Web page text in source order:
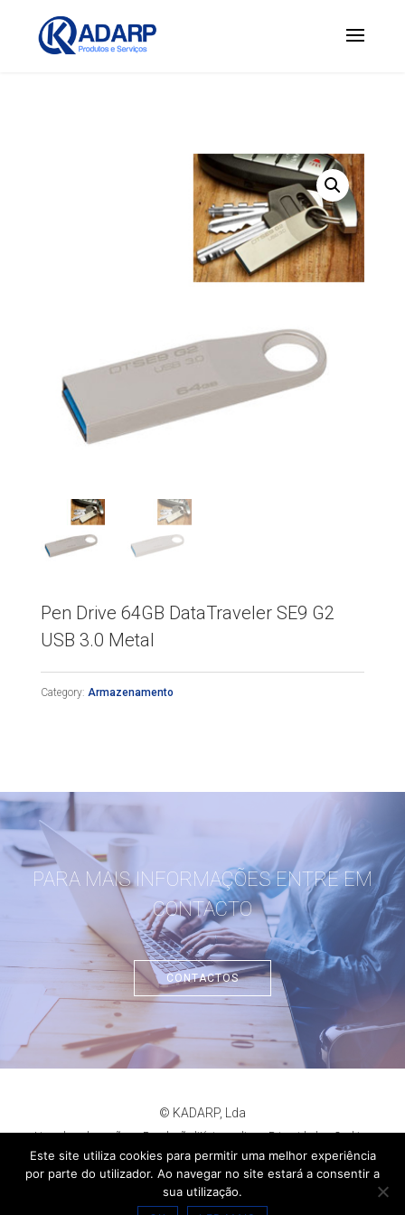
Pen Drive 64GB DataTraveler SE9 G2
USB 3.0 Metal
Category: Armazenamento
PARA MAIS INFORMAÇÕES ENTRE EM
CONTACTO
CONTACTOS
© KADARP, Lda
Livro de reclamações Resolução litígios online Privacidade
Cookies
criação de sites:criativo.net
Este site utiliza cookies para permitir uma melhor experiência
por parte do utilizador. Ao navegar no site estará a consentir a
sua utilização.